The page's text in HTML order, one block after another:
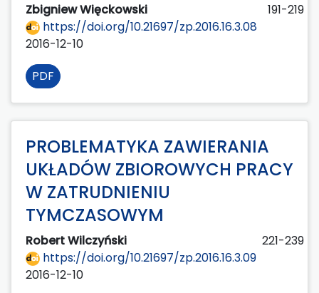
Zbigniew Więckowski
191-219
https://doi.org/10.21697/zp.2016.16.3.08
2016-12-10
PDF
PROBLEMATYKA ZAWIERANIA
UKŁADÓW ZBIOROWYCH PRACY
W ZATRUDNIENIU
TYMCZASOWYM
Robert Wilczyński
221-239
https://doi.org/10.21697/zp.2016.16.3.09
2016-12-10